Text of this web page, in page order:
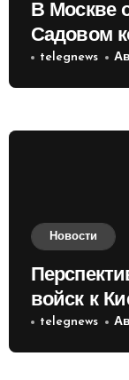
В Москве
Садовом
telegnews
Новости
войск к
России
telegnews